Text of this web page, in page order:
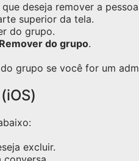
deseja remover a
superior da tela.
do grupo.
Remover do grupo.
grupo se você for um
excluir.